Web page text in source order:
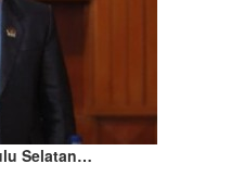
Selatan…